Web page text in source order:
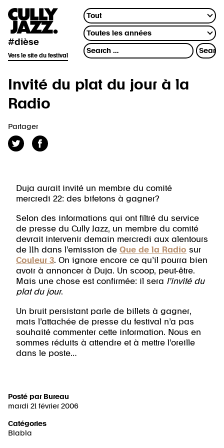
#dièse
Vers le site du festival
Invité du plat du jour à la
Radio
Partager
Duja aurait invité un membre du comité
mercredi 22: des bifetons à gagner?
Selon des informations qui ont filtré du service
de presse du Cully Jazz, un membre du comité
devrait intervenir demain mercredi aux alentours
de 11h dans l’emission de Que de la Radio sur
Couleur 3. On ignore encore ce qu’il pourra bien
avoir à annoncer à Duja. Un scoop, peut-être.
Mais une chose est confirmée: il sera l’invité du
plat du jour.
Un bruit persistant parle de billets à gagner,
mais l’attachée de presse du festival n’a pas
souhaité commenter cette information. Nous en
sommes réduits à attendre et à mettre l’oreille
dans le poste…
Posté par Bureau
mardi 21 février 2006
Catégories
Blabla